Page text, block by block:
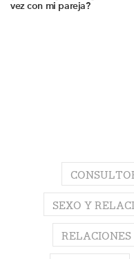
vez con mi pareja?
SEXO Y